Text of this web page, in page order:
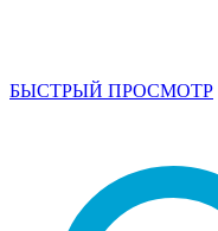
БЫСТРЫЙ ПРОСМОТР